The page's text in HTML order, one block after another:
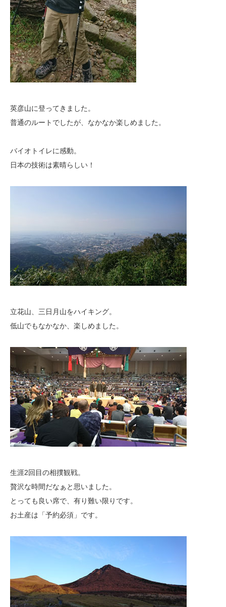
英彦山に登ってきました。
普通のルートでしたが、なかなか楽しめました。
バイオトイレに感動。
日本の技術は素晴らしい！
立花山、三日月山をハイキング。
低山でもなかなか、楽しめました。
生涯2回目の相撲観戦。
贅沢な時間だなぁと思いました。
とっても良い席で、有り難い限りです。
お土産は「予約必須」です。